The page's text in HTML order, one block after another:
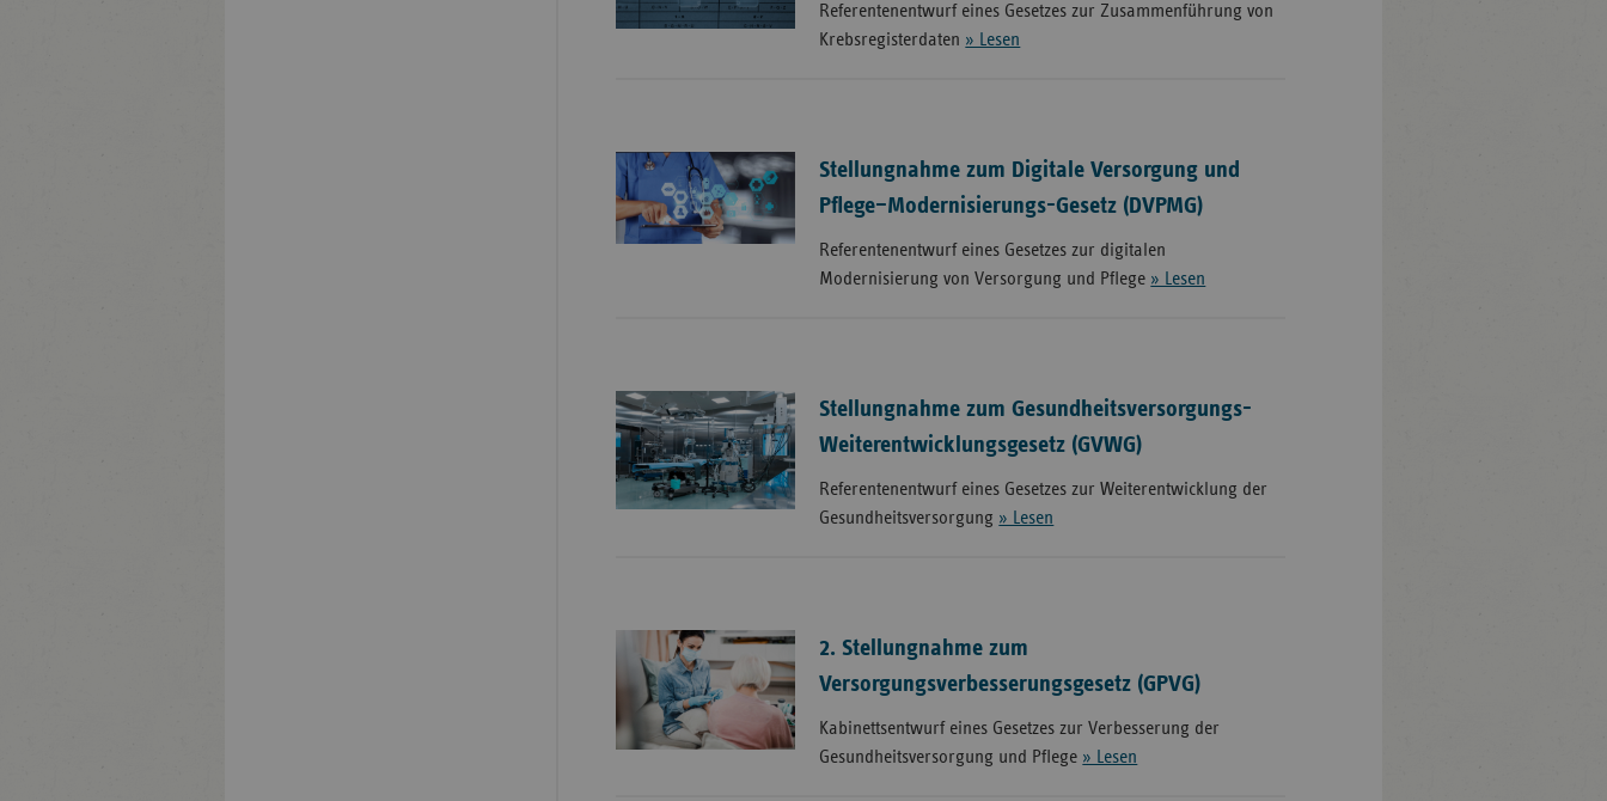
Referentenentwurf eines Gesetzes zur Zusammenführung von
Krebsregisterdaten » Lesen
Stellungnahme zum Digitale Versorgung und
Pflege–Modernisierungs-Gesetz (DVPMG)
Referentenentwurf eines Gesetzes zur digitalen
Modernisierung von Versorgung und Pflege » Lesen
Stellungnahme zum Gesundheitsversorgungs-
Weiterentwicklungsgesetz (GVWG)
Referentenentwurf eines Gesetzes zur Weiterentwicklung der
Gesundheitsversorgung » Lesen
2. Stellungnahme zum
Versorgungsverbesserungsgesetz (GPVG)
Kabinettsentwurf eines Gesetzes zur Verbesserung der
Gesundheitsversorgung und Pflege » Lesen